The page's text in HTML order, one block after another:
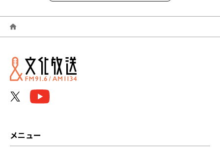
2026年06月
2026年05月
2026年04月
メニュー